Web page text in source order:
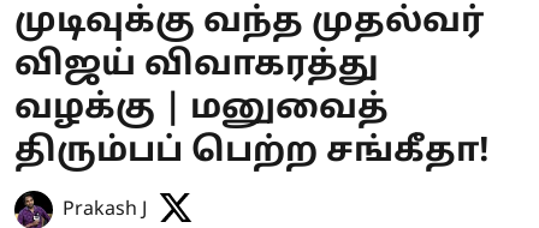
முடிவுக்கு வந்த முதல்வர்
விஜய் விவாகரத்து
வழக்கு | மனுவைத்
திரும்பப் பெற்ற சங்கீதா!
Prakash J